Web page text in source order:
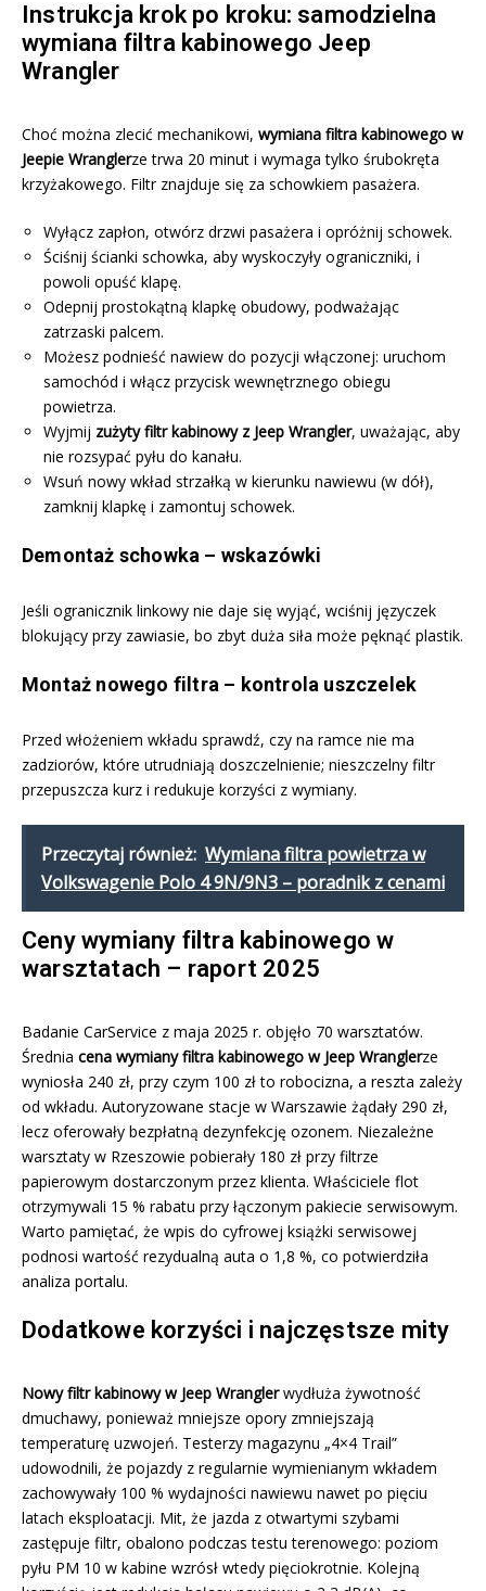
Instrukcja krok po kroku: samodzielna
wymiana filtra kabinowego Jeep
Wrangler
Choć można zlecić mechanikowi, wymiana filtra kabinowego w
Jeepie Wranglerze trwa 20 minut i wymaga tylko śrubokręta
krzyżakowego. Filtr znajduje się za schowkiem pasażera.
Wyłącz zapłon, otwórz drzwi pasażera i opróżnij schowek.
Ściśnij ścianki schowka, aby wyskoczyły ograniczniki, i
powoli opuść klapę.
Odepnij prostokątną klapkę obudowy, podważając
zatrzaski palcem.
Możesz podnieść nawiew do pozycji włączonej: uruchom
samochód i włącz przycisk wewnętrznego obiegu
powietrza.
Wyjmij zużyty filtr kabinowy z Jeep Wrangler, uważając, aby
nie rozsypać pyłu do kanału.
Wsuń nowy wkład strzałką w kierunku nawiewu (w dół),
zamknij klapkę i zamontuj schowek.
Demontaż schowka – wskazówki
Jeśli ogranicznik linkowy nie daje się wyjąć, wciśnij języczek
blokujący przy zawiasie, bo zbyt duża siła może pęknąć plastik.
Montaż nowego filtra – kontrola uszczelek
Przed włożeniem wkładu sprawdź, czy na ramce nie ma
zadziorów, które utrudniają doszczelnienie; nieszczelny filtr
przepuszcza kurz i redukuje korzyści z wymiany.
Przeczytaj również: Wymiana filtra powietrza w
Volkswagenie Polo 4 9N/9N3 – poradnik z cenami
Ceny wymiany filtra kabinowego w
warsztatach – raport 2025
Badanie CarService z maja 2025 r. objęło 70 warsztatów.
Średnia cena wymiany filtra kabinowego w Jeep Wranglerze
wyniosła 240 zł, przy czym 100 zł to robocizna, a reszta zależy
od wkładu. Autoryzowane stacje w Warszawie żądały 290 zł,
lecz oferowały bezpłatną dezynfekcję ozonem. Niezależne
warsztaty w Rzeszowie pobierały 180 zł przy filtrze
papierowym dostarczonym przez klienta. Właściciele flot
otrzymywali 15 % rabatu przy łączonym pakiecie serwisowym.
Warto pamiętać, że wpis do cyfrowej książki serwisowej
podnosi wartość rezydualną auta o 1,8 %, co potwierdziła
analiza portalu.
Dodatkowe korzyści i najczęstsze mity
Nowy filtr kabinowy w Jeep Wranglerwydłuża żywotność
dmuchawy, ponieważ mniejsze opory zmniejszają
temperaturę uzwojeń. Testerzy magazynu „4×4 Trail”
udowodnili, że pojazdy z regularnie wymienianym wkładem
zachowywały 100 % wydajności nawiewu nawet po pięciu
latach eksploatacji. Mit, że jazda z otwartymi szybami
zastępuje filtr, obalono podczas testu terenowego: poziom
pyłu PM 10 w kabine wzrósł wtedy pięciokrotnie. Kolejną